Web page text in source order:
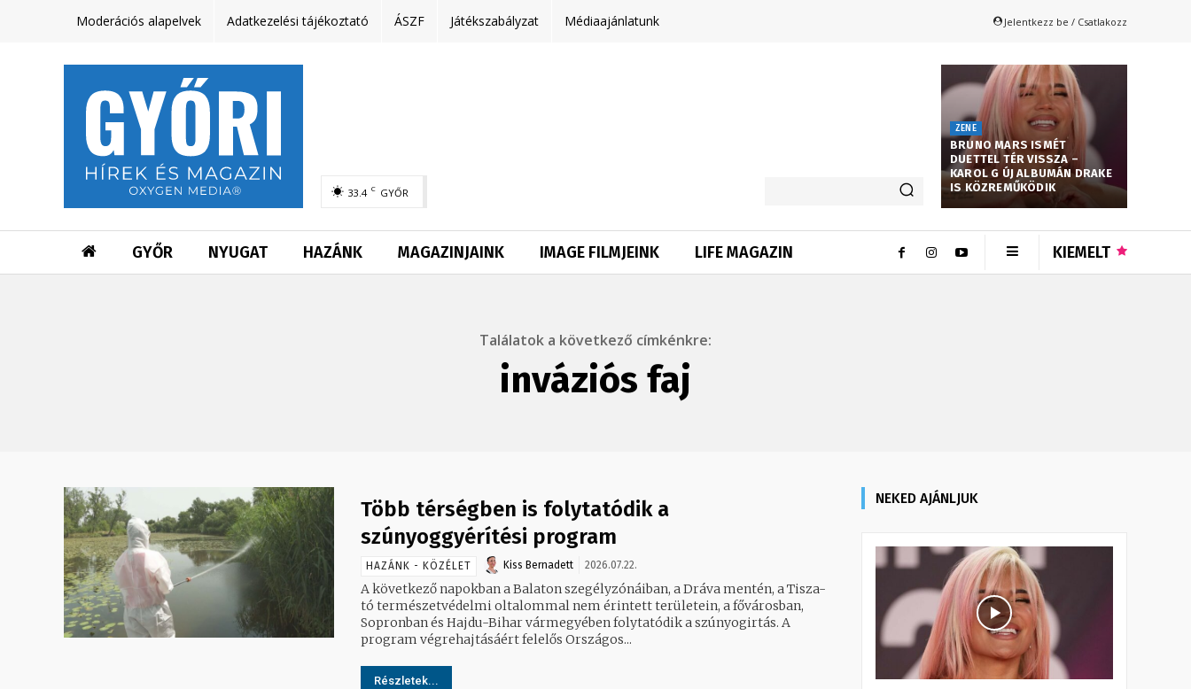
Moderációs alapelvek Adatkezelési tájékoztató ÁSZF Játékszabályzat Médiaajánlatunk Jelentkezz be / Csatlakozz
33.4 C GYŐR
ZENE
BRUNO MARS ISMÉT
DUETTEL TÉR VISSZA –
KAROL G ÚJ ALBUMÁN DRAKE
IS KÖZREMŰKÖDIK
GYŐR NYUGAT HAZÁNK MAGAZINJAINK IMAGE FILMJEINK LIFE MAGAZIN KIEMELT
Találatok a következő címkénkre:
inváziós faj
Több térségben is folytatódik a
szúnyoggyérítési program
HAZÁNK - KÖZÉLET Kiss Bernadett 2026.07.22.
A következő napokban a Balaton szegélyzónáiban, a Dráva mentén, a Tisza-
tó természetvédelmi oltalommal nem érintett területein, a fővárosban,
Sopronban és Hajdu-Bihar vármegyében folytatódik a szúnyogirtás. A
program végrehajtásáért felelős Országos...
Részletek...
NEKED AJÁNLJUK